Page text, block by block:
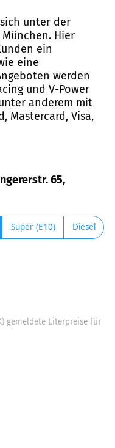
unter der
München. Hier
ein
eine
werden
und V-Power
anderem mit
Mastercard, Visa,
65,
Super (E10) Diesel
gemeldete Literpreise für